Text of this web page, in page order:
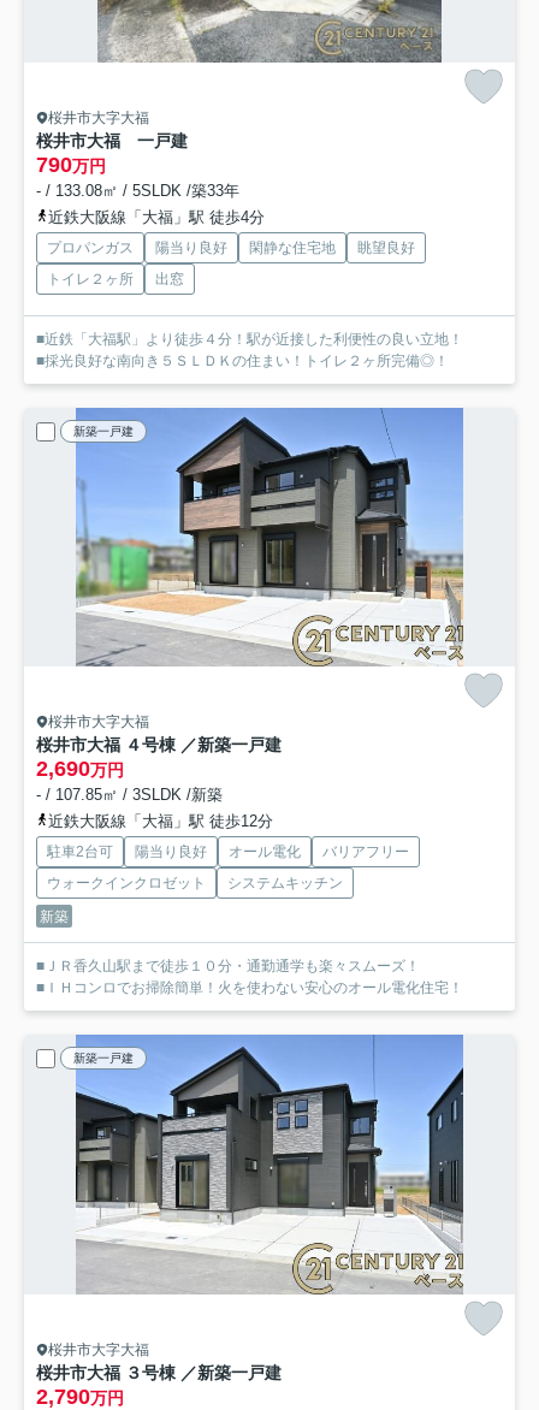
桜井市大字大福
桜井市大福 一戸建
790万円
- / 133.08㎡ / 5SLDK /築33年
近鉄大阪線「大福」駅 徒歩4分
プロパンガス 陽当り良好 閑静な住宅地
眺望良好
トイレ２ヶ所
出窓
■近鉄「大福駅」より徒歩４分！駅が近接した利便性の良い立地！
■採光良好な南向き５ＳＬＤＫの住まい！トイレ２ヶ所完備◎！
新築一戸建
桜井市大字大福
桜井市大福 ４号棟 ／新築一戸建
2,690万円
- / 107.85㎡ / 3SLDK /新築
近鉄大阪線「大福」駅 徒歩12分
駐車2台可 陽当り良好 オール電化
バリアフリー
ウォークインクロゼット
システムキッチン
新築
■ＪＲ香久山駅まで徒歩１０分・通勤通学も楽々スムーズ！
■ＩＨコンロでお掃除簡単！火を使わない安心のオール電化住宅！
新築一戸建
桜井市大字大福
桜井市大福 ３号棟 ／新築一戸建
2,790万円